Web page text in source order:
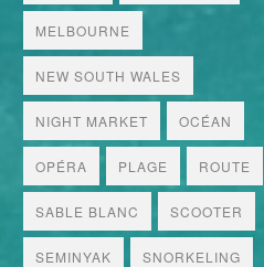
MELBOURNE
NEW SOUTH WALES
NIGHT MARKET OCÉAN
OPÉRA PLAGE ROUTE
SABLE BLANC SCOOTER
SEMINYAK SNORKELING